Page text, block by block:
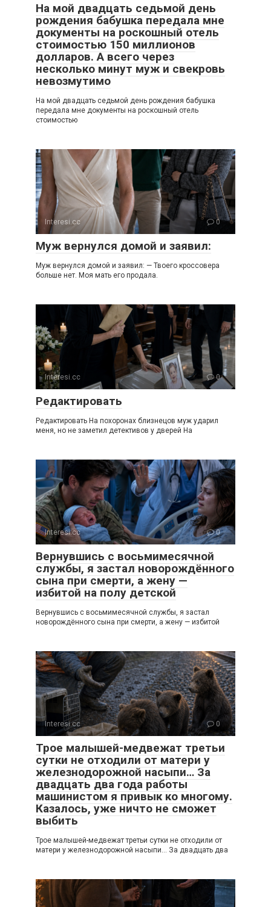
На мой двадцать седьмой день
рождения бабушка передала мне
документы на роскошный отель
стоимостью 150 миллионов
долларов. А всего через
несколько минут муж и свекровь
невозмутимо
На мой двадцать седьмой день рождения бабушка
передала мне документы на роскошный отель
стоимостью
Interesi.cc 0
Муж вернулся домой и заявил:
Муж вернулся домой и заявил: — Твоего кроссовера
больше нет. Моя мать его продала.
Interesi.cc 0
Редактировать
Редактировать На похоронах близнецов муж ударил
меня, но не заметил детективов у дверей На
Interesi.cc 0
Вернувшись с восьмимесячной
службы, я застал новорождённого
сына при смерти, а жену —
избитой на полу детской
Вернувшись с восьмимесячной службы, я застал
новорождённого сына при смерти, а жену — избитой
Interesi.cc 0
Трое малышей-медвежат третьи
сутки не отходили от матери у
железнодорожной насыпи… За
двадцать два года работы
машинистом я привык ко многому.
Казалось, уже ничто не сможет
выбить
Трое малышей-медвежат третьи сутки не отходили от
матери у железнодорожной насыпи… За двадцать два